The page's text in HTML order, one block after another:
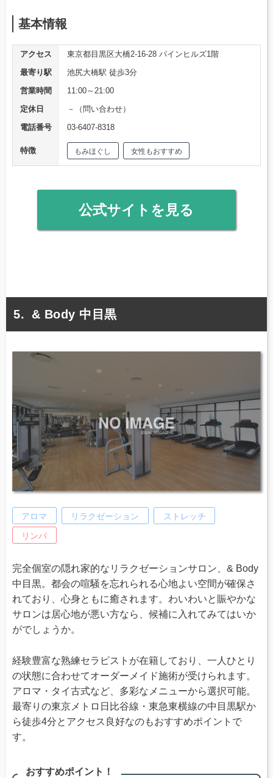
基本情報
アクセス
東京都目黒区大橋2-16-28 パインヒルズ1階
最寄り駅
池尻大橋駅 徒歩3分
営業時間
11:00～21:00
定休日
－（問い合わせ）
電話番号
03-6407-8318
特徴 もみほぐし 女性もおすすめ
公式サイトを見る
& Body 中目黒
アロマ リラクゼーション ストレッチ
リンパ
完全個室の隠れ家的なリラクゼーションサロン、& Body
中目黒。都会の喧騒を忘れられる心地よい空間が確保さ
れており、心身ともに癒されます。わいわいと賑やかな
サロンは居心地が悪い方なら、候補に入れてみてはいか
がでしょうか。
経験豊富な熟練セラピストが在籍しており、一人ひとり
の状態に合わせてオーダーメイド施術が受けられます。
アロマ・タイ古式など、多彩なメニューから選択可能。
最寄りの東京メトロ日比谷線・東急東横線の中目黒駅か
ら徒歩4分とアクセス良好なのもおすすめポイントで
す。
おすすめポイント！